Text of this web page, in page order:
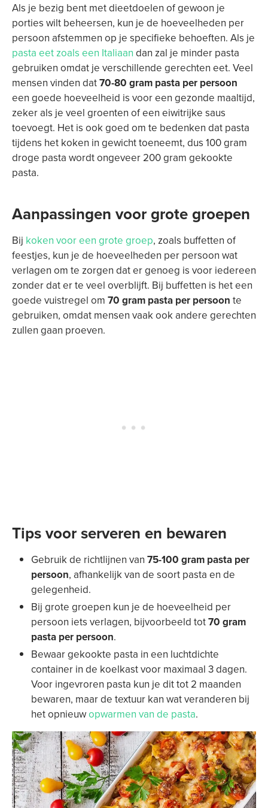
Als je bezig bent met dieetdoelen of gewoon je
porties wilt beheersen, kun je de hoeveelheden per
persoon afstemmen op je specifieke behoeften. Als je
pasta eet zoals een Italiaan dan zal je minder pasta
gebruiken omdat je verschillende gerechten eet. Veel
mensen vinden dat70-80 gram pasta per persoon
een goede hoeveelheid is voor een gezonde maaltijd,
zeker als je veel groenten of een eiwitrijke saus
toevoegt. Het is ook goed om te bedenken dat pasta
tijdens het koken in gewicht toeneemt, dus 100 gram
droge pasta wordt ongeveer 200 gram gekookte
pasta.
Aanpassingen voor grote groepen
Bij koken voor een grote groep, zoals buffetten of
feestjes, kun je de hoeveelheden per persoon wat
verlagen om te zorgen dat er genoeg is voor iedereen
zonder dat er te veel overblijft. Bij buffetten is het een
goede vuistregel om 70 gram pasta per persoon te
gebruiken, omdat mensen vaak ook andere gerechten
zullen gaan proeven.
Tips voor serveren en bewaren
Gebruik de richtlijnen van 75-100 gram pasta per
persoon, afhankelijk van de soort pasta en de
gelegenheid.
Bij grote groepen kun je de hoeveelheid per
persoon iets verlagen, bijvoorbeeld tot70 gram
pasta per persoon.
Bewaar gekookte pasta in een luchtdichte
container in de koelkast voor maximaal 3 dagen.
Voor ingevroren pasta kun je dit tot 2 maanden
bewaren, maar de textuur kan wat veranderen bij
het opnieuwopwarmen van de pasta.